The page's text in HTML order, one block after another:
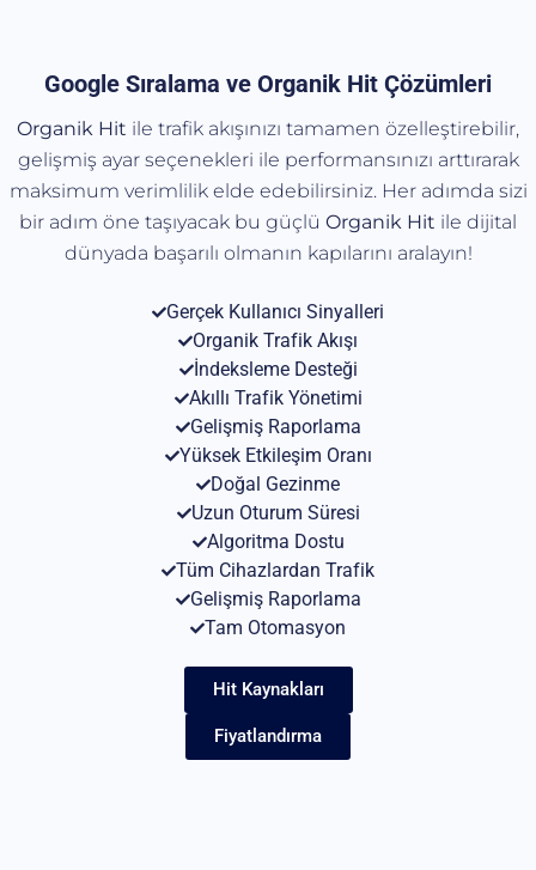
Google Sıralama ve Organik Hit Çözümleri
Organik Hit ile trafik akışınızı tamamen özelleştirebilir,
gelişmiş ayar seçenekleri ile performansınızı arttırarak
maksimum verimlilik elde edebilirsiniz. Her adımda sizi
bir adım öne taşıyacak bu güçlü Organik Hit ile dijital
dünyada başarılı olmanın kapılarını aralayın!
Gerçek Kullanıcı Sinyalleri
Organik Trafik Akışı
İndeksleme Desteği
Akıllı Trafik Yönetimi
Gelişmiş Raporlama
Yüksek Etkileşim Oranı
Doğal Gezinme
Uzun Oturum Süresi
Algoritma Dostu
Tüm Cihazlardan Trafik
Gelişmiş Raporlama
Tam Otomasyon
Hit Kaynakları
Fiyatlandırma